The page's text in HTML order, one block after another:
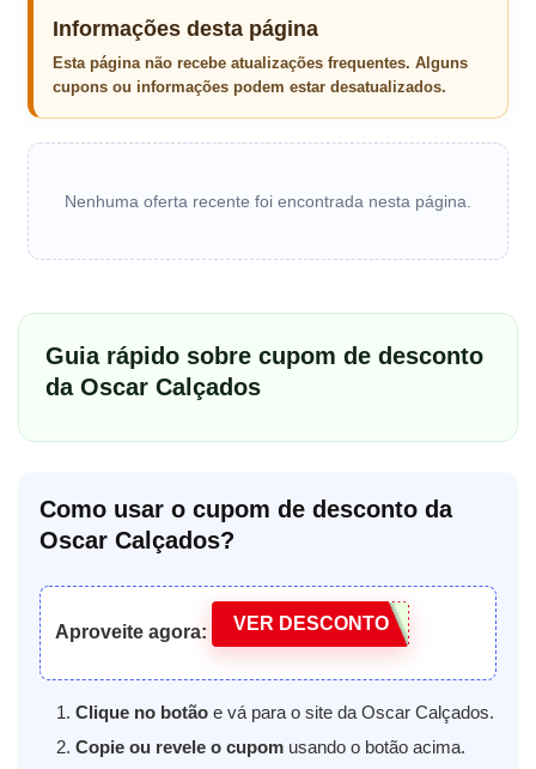
Informações desta página
Esta página não recebe atualizações frequentes. Alguns
cupons ou informações podem estar desatualizados.
Nenhuma oferta recente foi encontrada nesta página.
Guia rápido sobre cupom de desconto
da Oscar Calçados
Como usar o cupom de desconto da
Oscar Calçados?
Aproveite agora: VER DESCONTO
Clique no botão e vá para o site da Oscar Calçados.
Copie ou revele o cupom usando o botão acima.